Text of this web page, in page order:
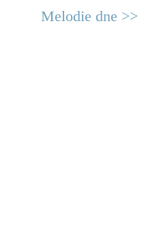
Melodie dne >>